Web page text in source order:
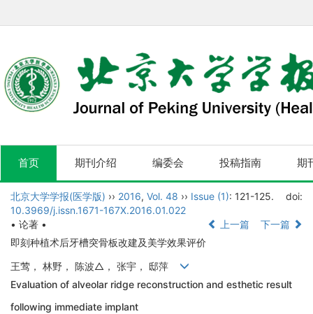
首页 期刊介绍 编委会 投稿指南 期
北京大学学报(医学版) ›› 2016, Vol. 48 ›› Issue (1): 121-125.
doi:
10.3969/j.issn.1671-167X.2016.01.022
• 论著 •
上一篇
下一篇
即刻种植术后牙槽突骨板改建及美学效果评价
王莺， 林野， 陈波△， 张宇， 邸萍
Evaluation of alveolar ridge reconstruction and esthetic result
following immediate implant